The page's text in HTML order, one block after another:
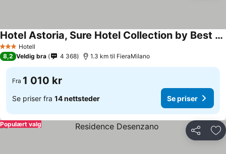
3 StjernerHotell
Hotel Astoria, Sure Hotel Collection by Best Western
Se priser
8,2 Veldig bra 4 368 1.3 km til FieraMilano
Fra 1 010 kr
Se priser fra 14 nettsteder Se priser
Del
Populært valg